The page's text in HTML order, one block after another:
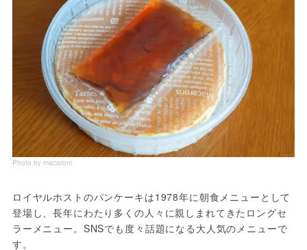
Photo by macaroni
ロイヤルホストのパンケーキは1978年に朝食メニューとして
登場し、長年にわたり多くの人々に親しまれてきたロングセ
ラーメニュー。SNSでも度々話題になる大人気のメニューで
す。